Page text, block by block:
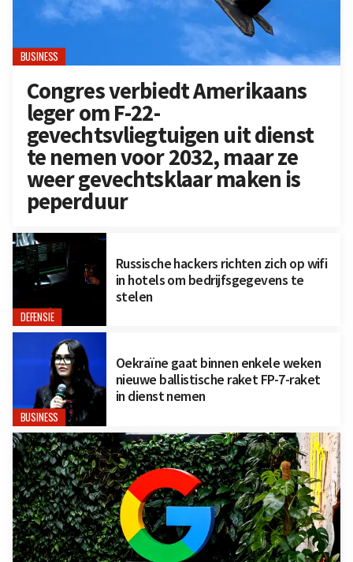
BUSINESS
Congres verbiedt Amerikaans
leger om F-22-
gevechtsvliegtuigen uit dienst
te nemen voor 2032, maar ze
weer gevechtsklaar maken is
peperduur
DEFENSIE
Russische hackers richten zich op wifi
in hotels om bedrijfsgegevens te
stelen
BUSINESS
Oekraïne gaat binnen enkele weken
nieuwe ballistische raket FP-7-raket
in dienst nemen